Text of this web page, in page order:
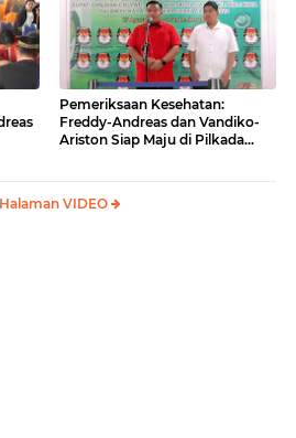
Pemeriksaan Kesehatan:
Freddy-Andreas dan Vandiko-
Ariston Siap Maju di Pilkada
VIDEO